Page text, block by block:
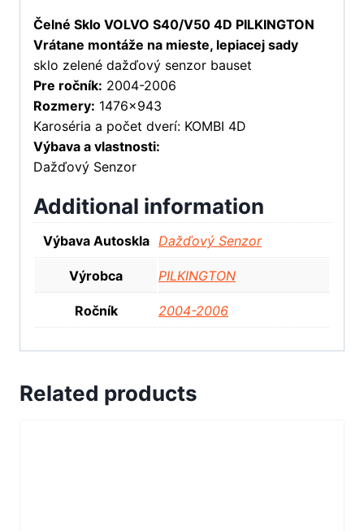
Čelné Sklo VOLVO S40/V50 4D PILKINGTON
Vrátane montáže na mieste, lepiacej sady
sklo zelené dažďový senzor bauset
Pre ročník: 2004-2006
Rozmery: 1476×943
Karoséria a počet dverí: KOMBI 4D
Výbava a vlastnosti:
Dažďový Senzor
Additional information
Výbava Autoskla Dažďový Senzor
Výrobca PILKINGTON
Ročník 2004-2006
Related products